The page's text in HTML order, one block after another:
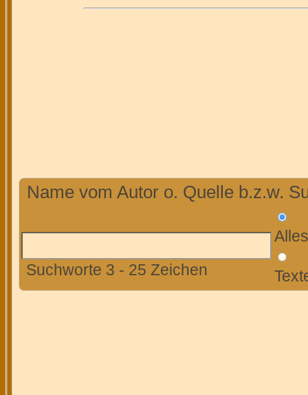
Name vom Autor o. Quelle b.z.w.
Suchworte 3 - 25 Zeichen
Alles